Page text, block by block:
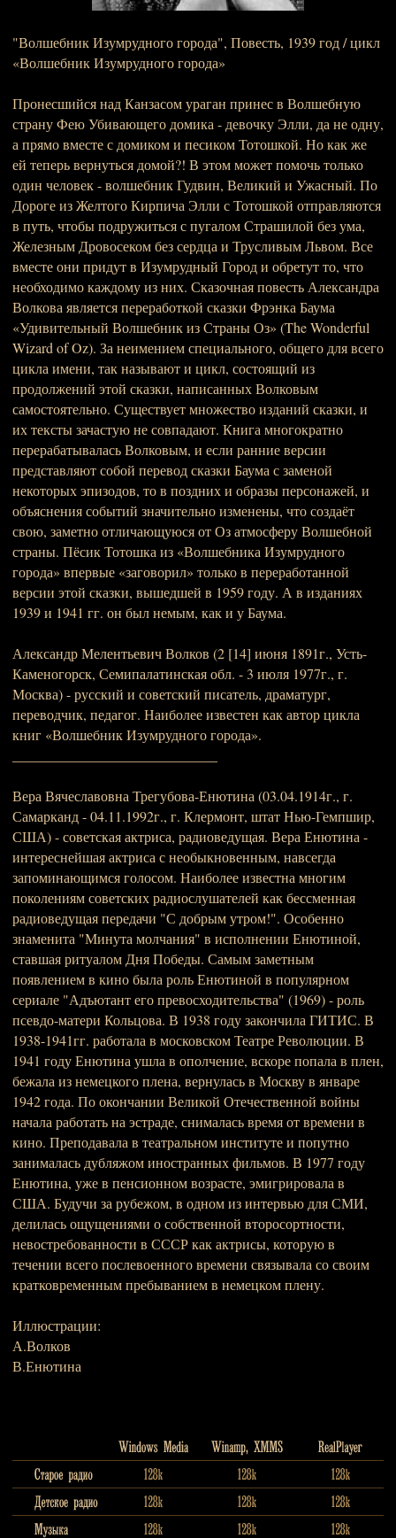
"Волшебник Изумрудного города", Повесть, 1939 год / цикл
«Волшебник Изумрудного города»
Пронесшийся над Канзасом ураган принес в Волшебную
страну Фею Убивающего домика - девочку Элли, да не одну,
а прямо вместе с домиком и песиком Тотошкой. Но как же
ей теперь вернуться домой?! В этом может помочь только
один человек - волшебник Гудвин, Великий и Ужасный. По
Дороге из Желтого Кирпича Элли с Тотошкой отправляются
в путь, чтобы подружиться с пугалом Страшилой без ума,
Железным Дровосеком без сердца и Трусливым Львом. Все
вместе они придут в Изумрудный Город и обретут то, что
необходимо каждому из них. Сказочная повесть Александра
Волкова является переработкой сказки Фрэнка Баума
«Удивительный Волшебник из Страны Оз» (The Wonderful
Wizard of Oz). За неимением специального, общего для всего
цикла имени, так называют и цикл, состоящий из
продолжений этой сказки, написанных Волковым
самостоятельно. Существует множество изданий сказки, и
их тексты зачастую не совпадают. Книга многократно
перерабатывалась Волковым, и если ранние версии
представляют собой перевод сказки Баума с заменой
некоторых эпизодов, то в поздних и образы персонажей, и
объяснения событий значительно изменены, что создаёт
свою, заметно отличающуюся от Оз атмосферу Волшебной
страны. Пёсик Тотошка из «Волшебника Изумрудного
города» впервые «заговорил» только в переработанной
версии этой сказки, вышедшей в 1959 году. А в изданиях
1939 и 1941 гг. он был немым, как и у Баума.
Александр Мелентьевич Волков (2 [14] июня 1891г., Усть-
Каменогорск, Семипалатинская обл. - 3 июля 1977г., г.
Москва) - русский и советский писатель, драматург,
переводчик, педагог. Наиболее известен как автор цикла
книг «Волшебник Изумрудного города».
Вера Вячеславовна Трегубова-Енютина (03.04.1914г., г.
Самарканд - 04.11.1992г., г. Клермонт, штат Нью-Гемпшир,
США) - советская актриса, радиоведущая. Вера Енютина -
интереснейшая актриса с необыкновенным, навсегда
запоминающимся голосом. Наиболее известна многим
поколениям советских радиослушателей как бессменная
радиоведущая передачи "С добрым утром!". Особенно
знаменита "Минута молчания" в исполнении Енютиной,
ставшая ритуалом Дня Победы. Самым заметным
появлением в кино была роль Енютиной в популярном
сериале "Адъютант его превосходительства" (1969) - роль
псевдо-матери Кольцова. В 1938 году закончила ГИТИС. В
1938-1941гг. работала в московском Театре Революции. В
1941 году Енютина ушла в ополчение, вскоре попала в плен,
бежала из немецкого плена, вернулась в Москву в январе
1942 года. По окончании Великой Отечественной войны
начала работать на эстраде, снималась время от времени в
кино. Преподавала в театральном институте и попутно
занималась дубляжом иностранных фильмов. В 1977 году
Енютина, уже в пенсионном возрасте, эмигрировала в
США. Будучи за рубежом, в одном из интервью для СМИ,
делилась ощущениями о собственной второсортности,
невостребованности в СССР как актрисы, которую в
течении всего послевоенного времени связывала со своим
кратковременным пребыванием в немецком плену.
Иллюстрации:
А.Волков
В.Енютина